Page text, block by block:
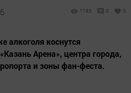
1183 0 0
алкоголя коснутся
Арена», центра города,
и зоны фан-феста.